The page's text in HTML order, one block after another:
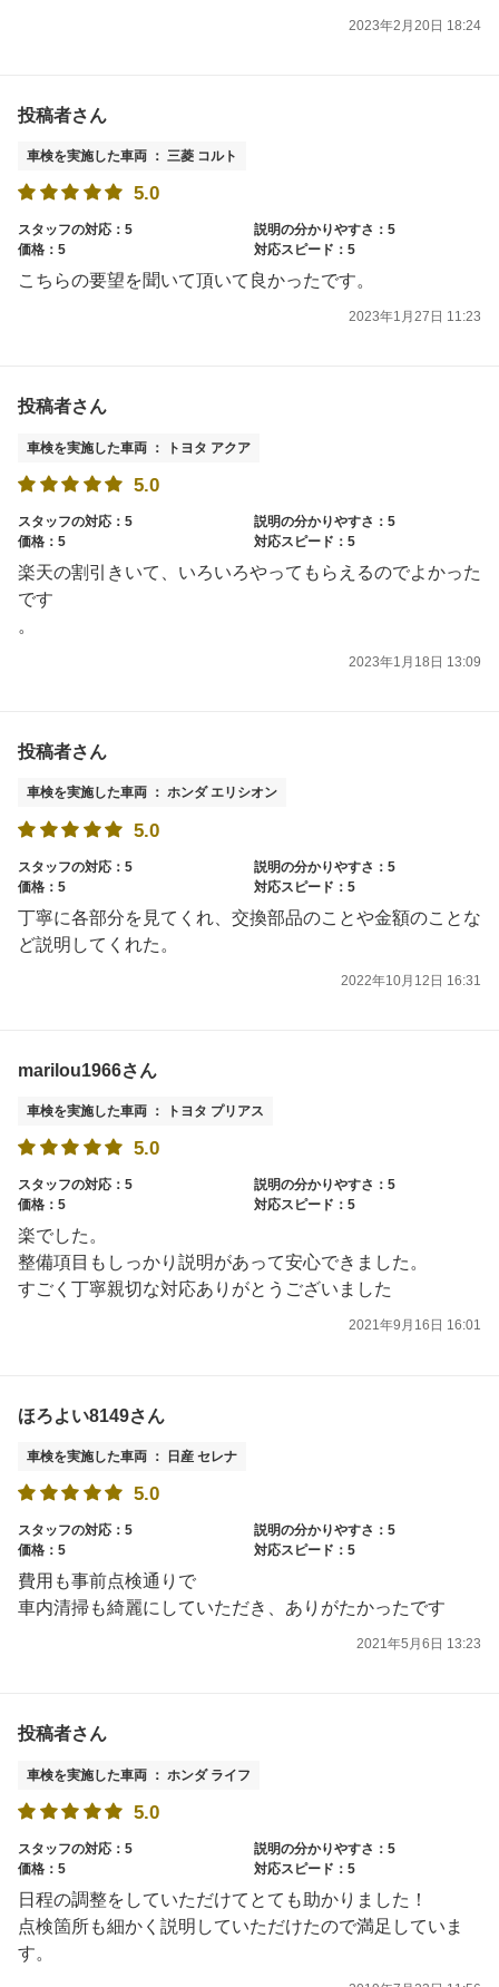
2023年2月20日 18:24
投稿者さん
車検を実施した車両 ： 三菱 コルト
5.0
スタッフの対応：5
説明の分かりやすさ：5
価格：5
対応スピード：5
こちらの要望を聞いて頂いて良かったです。
2023年1月27日 11:23
投稿者さん
車検を実施した車両 ： トヨタ アクア
5.0
スタッフの対応：5
説明の分かりやすさ：5
価格：5
対応スピード：5
楽天の割引きいて、いろいろやってもらえるのでよかった
です
。
2023年1月18日 13:09
投稿者さん
車検を実施した車両 ： ホンダ エリシオン
5.0
スタッフの対応：5
説明の分かりやすさ：5
価格：5
対応スピード：5
丁寧に各部分を見てくれ、交換部品のことや金額のことな
ど説明してくれた。
2022年10月12日 16:31
marilou1966さん
車検を実施した車両 ： トヨタ プリアス
5.0
スタッフの対応：5
説明の分かりやすさ：5
価格：5
対応スピード：5
楽でした。
整備項目もしっかり説明があって安心できました。
すごく丁寧親切な対応ありがとうございました
2021年9月16日 16:01
ほろよい8149さん
車検を実施した車両 ： 日産 セレナ
5.0
スタッフの対応：5
説明の分かりやすさ：5
価格：5
対応スピード：5
費用も事前点検通りで
車内清掃も綺麗にしていただき、ありがたかったです
2021年5月6日 13:23
投稿者さん
車検を実施した車両 ： ホンダ ライフ
5.0
スタッフの対応：5
説明の分かりやすさ：5
価格：5
対応スピード：5
日程の調整をしていただけてとても助かりました！
点検箇所も細かく説明していただけたので満足していま
す。